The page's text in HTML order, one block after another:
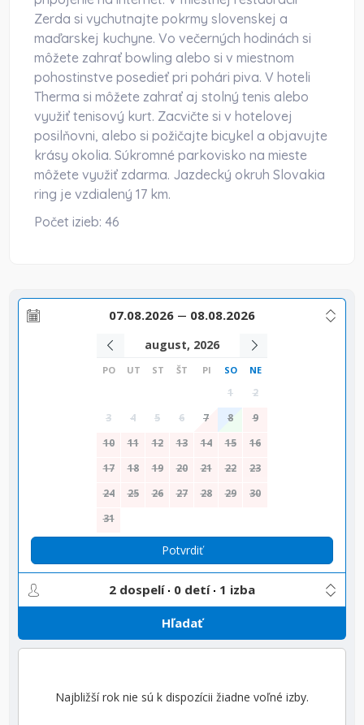
Zerda si vychutnajte pokrmy slovenskej a
maďarskej kuchyne. Vo večerných hodinách si
môžete zahrať bowling alebo si v miestnom
pohostinstve posedieť pri pohári piva. V hoteli
Therma si môžete zahrať aj stolný tenis alebo
využiť tenisový kurt. Zacvičte si v hotelovej
posilňovni, alebo si požičajte bicykel a objavujte
krásy okolia. Súkromné parkovisko na mieste
môžete využiť zdarma. Jazdecký okruh Slovakia
ring je vzdialený 17 km.
Počet izieb:46